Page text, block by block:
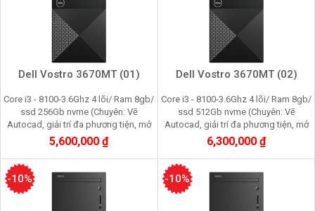
Dell Vostro 3670MT (01)
Core i3 - 8100-3.6Ghz 4 lõi/ Ram 8gb/
ssd 256Gb nvme (Chuyên: Vẽ
Autocad, giải trí đa phương tiện, mở
nhiều trình duyệt web, quản lý dữ liệu
kế toán)
5,600,000 ₫
Dell Vostro 3670MT (02)
Core i3 - 8100-3.6Ghz 4 lõi/ Ram 8gb/
ssd 512Gb nvme (Chuyên: Vẽ
Autocad, giải trí đa phương tiện, mở
nhiều trình duyệt web, quản lý dữ liệu
kế toán)
6,300,000 ₫
-10% -10%